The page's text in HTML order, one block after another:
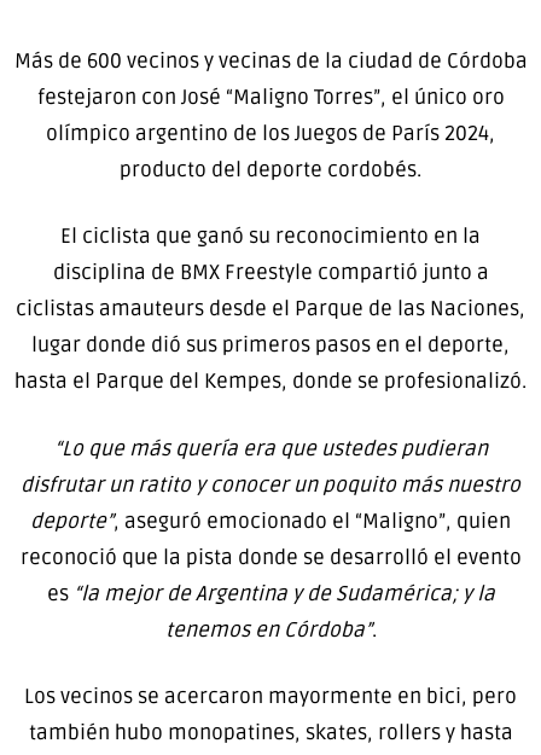
Más de 600 vecinos y vecinas de la ciudad de Córdoba
festejaron con José “Maligno Torres”, el único oro
olímpico argentino de los Juegos de París 2024,
producto del deporte cordobés.
El ciclista que ganó su reconocimiento en la
disciplina de BMX Freestyle compartió junto a
ciclistas amauteurs desde el Parque de las Naciones,
lugar donde dió sus primeros pasos en el deporte,
hasta el Parque del Kempes, donde se profesionalizó.
“Lo que más quería era que ustedes pudieran
disfrutar un ratito y conocer un poquito más nuestro
deporte”, aseguró emocionado el “Maligno”, quien
reconoció que la pista donde se desarrolló el evento
es “la mejor de Argentina y de Sudamérica; y la
tenemos en Córdoba”.
Los vecinos se acercaron mayormente en bici, pero
también hubo monopatines, skates, rollers y hasta